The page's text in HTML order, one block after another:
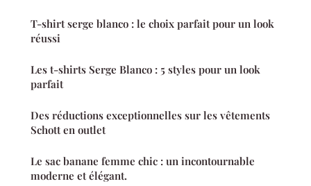
T-shirt serge blanco : le choix parfait pour un look
réussi
Les t-shirts Serge Blanco : 5 styles pour un look
parfait
Des réductions exceptionnelles sur les vêtements
Schott en outlet
Le sac banane femme chic : un incontournable
moderne et élégant.